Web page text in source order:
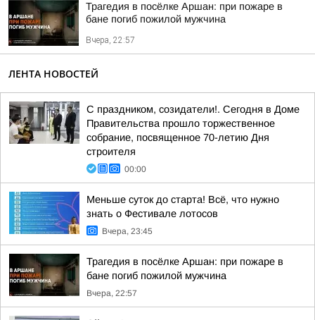
Трагедия в посёлке Аршан: при пожаре в
бане погиб пожилой мужчина
Вчера, 22:57
ЛЕНТА НОВОСТЕЙ
С праздником, созидатели!. Сегодня в Доме
Правительства прошло торжественное
собрание, посвященное 70-летию Дня
строителя
00:00
Меньше суток до старта! Всё, что нужно
знать о Фестивале лотосов
Вчера, 23:45
Трагедия в посёлке Аршан: при пожаре в
бане погиб пожилой мужчина
Вчера, 22:57